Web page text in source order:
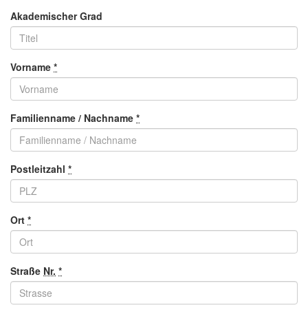
Akademischer Grad
Vorname *
Familienname / Nachname *
Postleitzahl *
Ort *
Straße Nr. *